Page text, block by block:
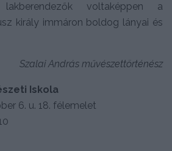
voltaképpen a
király immáron boldog lányai és
Szalai András művészettörténész
Iskola
6. u. 18. félemelet